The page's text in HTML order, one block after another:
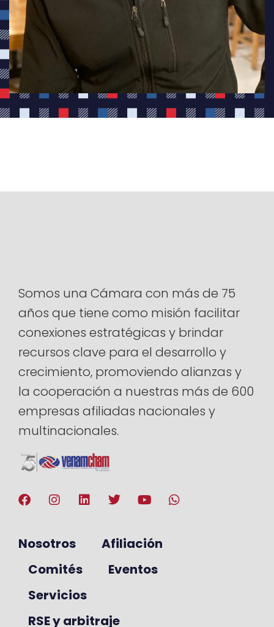
Somos una Cámara con más de 75
años que tiene como misión facilitar
conexiones estratégicas y brindar
recursos clave para el desarrollo y
crecimiento, promoviendo alianzas y
la cooperación a nuestras más de 600
empresas afiliadas nacionales y
multinacionales.
Nosotros
Afiliación
Comités
Eventos
Servicios
RSE y arbitraje